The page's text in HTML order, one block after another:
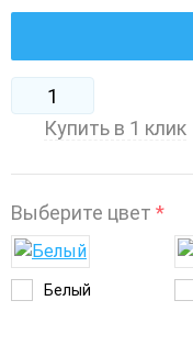
Купить в 1 клик
Выберите цвет *
Белый